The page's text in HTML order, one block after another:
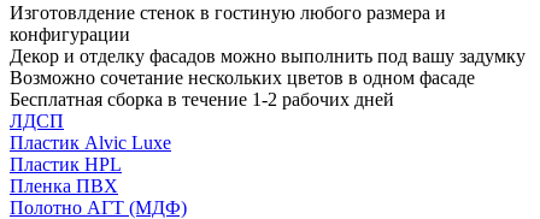
Изготовлдение стенок в гостиную любого размера и
конфигурации
Декор и отделку фасадов можно выполнить под вашу задумку
Возможно сочетание нескольких цветов в одном фасаде
Бесплатная сборка в течение 1-2 рабочих дней
ЛДСП
Пластик Alvic Luxe
Пластик HPL
Пленка ПВХ
Полотно АГТ (МДФ)